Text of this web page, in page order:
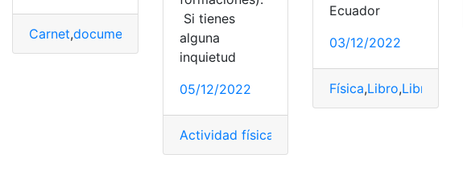
Carnet,documento ,Jóven
Si tienes
alguna
inquietud
05/12/2022
Actividad física
Ecuador
03/12/2022
Física,Libro,Libro física